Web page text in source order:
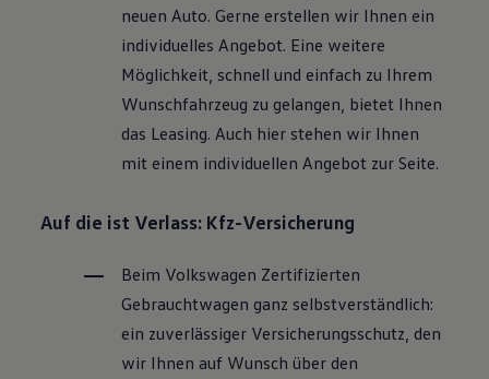
neuen Auto. Gerne erstellen wir Ihnen ein
individuelles Angebot. Eine weitere
Möglichkeit, schnell und einfach zu Ihrem
Wunschfahrzeug zu gelangen, bietet Ihnen
das Leasing. Auch hier stehen wir Ihnen
mit einem individuellen Angebot zur Seite.
Auf die ist Verlass: Kfz-Versicherung
Beim Volkswagen Zertifizierten
Gebrauchtwagen ganz selbstverständlich:
ein zuverlässiger Versicherungsschutz, den
wir Ihnen auf Wunsch über den